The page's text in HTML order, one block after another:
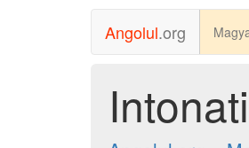
Angolul.org